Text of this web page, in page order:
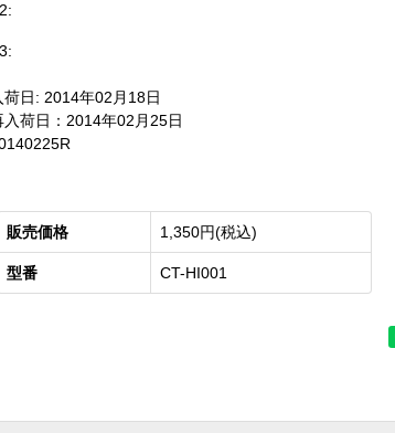
荷日: 2014年02月18日
入荷日：2014年02月25日
販売価格 1,350円(税込)
型番 CT-HI001